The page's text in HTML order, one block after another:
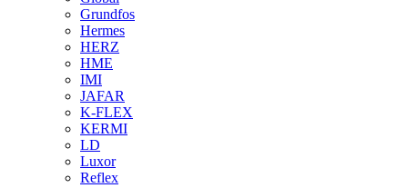
Grundfos
Hermes
HERZ
HME
IMI
JAFAR
K-FLEX
KERMI
LD
Luxor
Reflex